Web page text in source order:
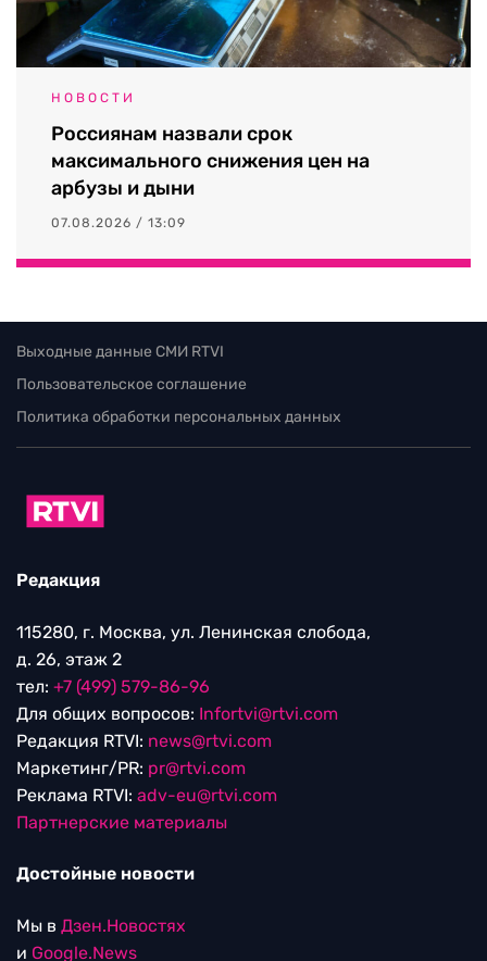
НОВОСТИ
Россиянам назвали срок
максимального снижения цен на
арбузы и дыни
07.08.2026 / 13:09
Выходные данные СМИ RTVI
Пользовательское соглашение
Политика обработки персональных данных
Редакция
115280, г. Москва, ул. Ленинская слобода,
д. 26, этаж 2
тел: +7 (499) 579-86-96
Для общих вопросов: Infortvi@rtvi.com
Редакция RTVI: news@rtvi.com
Маркетинг/PR: pr@rtvi.com
Реклама RTVI: adv-eu@rtvi.com
Партнерские материалы
Достойные новости
Мы в Дзен.Новостях
и Google.News